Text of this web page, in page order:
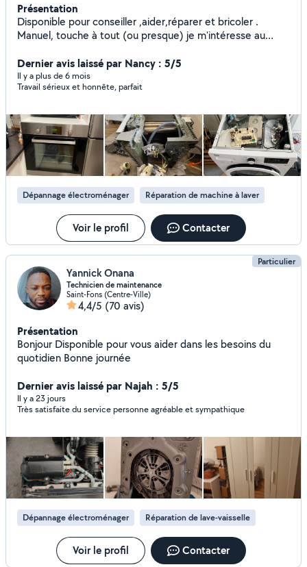
Présentation
Disponible pour conseiller ,aider,réparer et bricoler .
Manuel, touche à tout (ou presque) je m'intéresse au
J'essaie de lier transparence ,satisfaction et solidarité
J'aime l'idée de faire appel aux voisins. - Si je ne réponds
pas à certaines demande (que je la décline sans détails) ,
personnalisée -pour la simple raison que votre demande
est enregistrée dans une rubrique qui ne fait pas parti de
mon champs d'action- une réorientation dans la rubrique
adéquate suffira. Soit par ce que votre géolocalisationest
trop éloignée.
Dernier avis laissé par Nancy : 5/5
Il y a plus de 6 mois
Travail sérieux et honnête, parfait
Dépannage électroménager Réparation de machine à laver
Voir le profil Contacter
Particulier
Yannick Onana
Technicien de maintenance
Saint-Fons (Centre-Ville)
4,4/5 (70 avis)
Présentation
Bonjour Disponible pour vous aider dans les besoins du
quotidien Bonne journée
Dernier avis laissé par Najah : 5/5
Il y a 23 jours
Très satisfaite du service personne agréable et sympathique
Dépannage électroménager Réparation de lave-vaisselle
Voir le profil Contacter